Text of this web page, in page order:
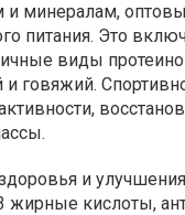
минералам,
питания. Это
виды
говяжий.
и
жирные кислоты,